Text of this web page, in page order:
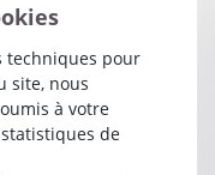
techniques pour
site, nous
à votre
de